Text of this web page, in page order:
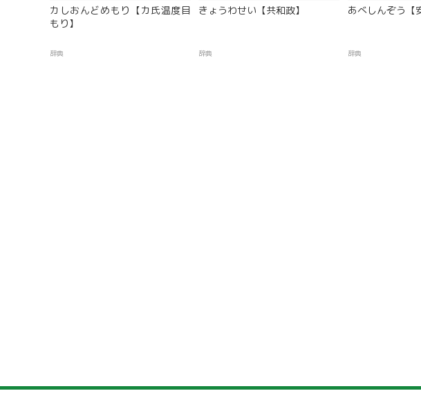
カしおんどめもり【カ氏温度目
もり】
辞典
きょうわせい【共和政】
辞典
あべしんぞう【
辞典